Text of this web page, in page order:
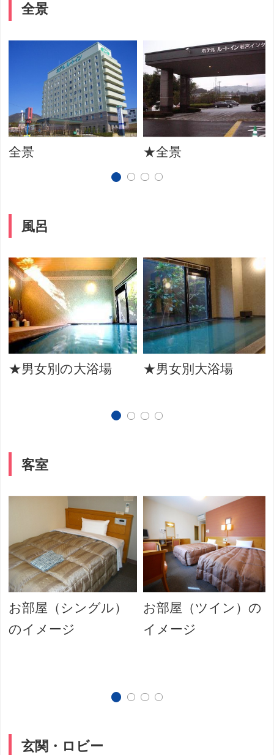
全景
全景 ★全景
風呂
★男女別の大浴場 ★男女別大浴場
客室
お部屋（シングル）
のイメージ
お部屋（ツイン）の
イメージ
玄関・ロビー